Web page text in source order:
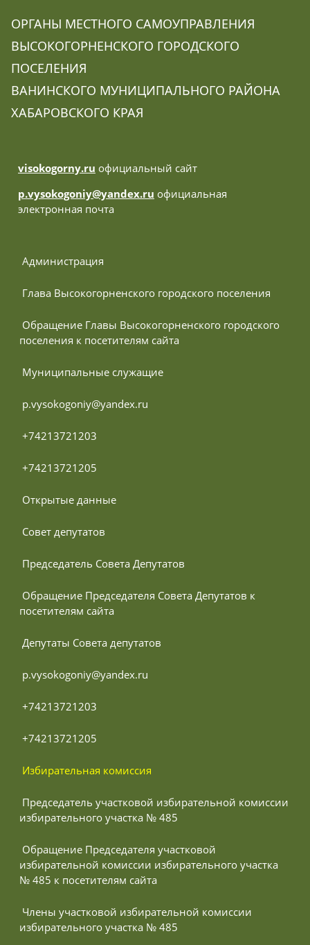
ОРГАНЫ МЕСТНОГО САМОУПРАВЛЕНИЯ
ВЫСОКОГОРНЕНСКОГО ГОРОДСКОГО
ПОСЕЛЕНИЯ
ВАНИНСКОГО МУНИЦИПАЛЬНОГО РАЙОНА
ХАБАРОВСКОГО КРАЯ
visokogorny.ru официальный сайт
p.vysokogoniy@yandex.ru официальная
электронная почта
Администрация
Глава Высокогорненского городского поселения
поселения к посетителям сайта
Муниципальные служащие
p.vysokogoniy@yandex.ru
+74213721203
+74213721205
Открытые данные
Совет депутатов
Председатель Совета Депутатов
посетителям сайта
Депутаты Совета депутатов
p.vysokogoniy@yandex.ru
+74213721203
+74213721205
Избирательная комиссия
избирательного участка № 485
избирательной комиссии избирательного участка
№ 485 к посетителям сайта
избирательного участка № 485